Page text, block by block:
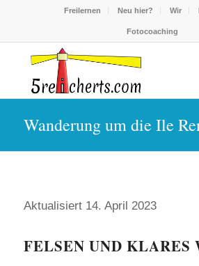
Freilernen Neu hier? Wir
Fotocoaching
Wanderung um die Ile
Aktualisiert 14. April 2023
FELSEN UND KLARES